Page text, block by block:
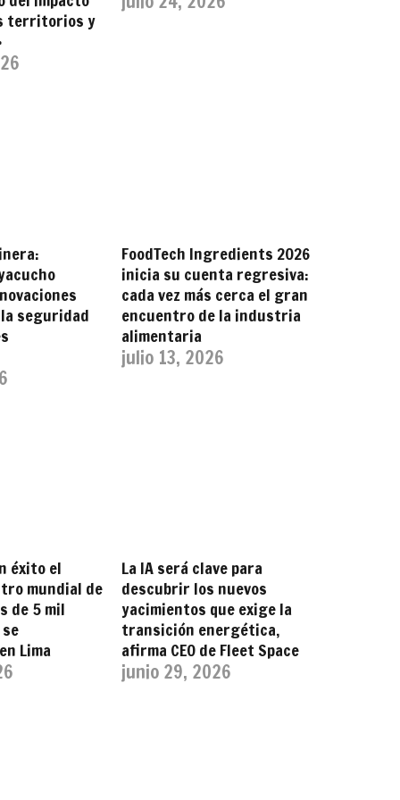
territorios y
seguridad
FoodTech Ingredients 2026
inicia su cuenta regresiva:
cada vez más cerca el gran
encuentro de la industria
alimentaria
julio 13, 2026
éxito el
mundial de
de 5 mil
Lima
La IA será clave para
descubrir los nuevos
yacimientos que exige la
transición energética,
afirma CEO de Fleet Space
junio 29, 2026